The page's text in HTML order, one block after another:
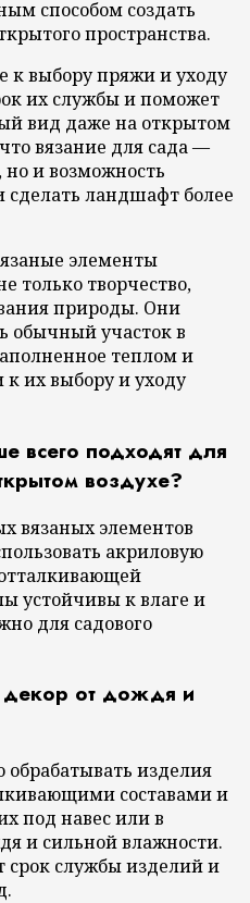
способом создать
пространства.
к выбору пряжи и уходу
их службы и поможет
вид даже на открытом
вязание для сада —
но и возможность
ландшафт более
элементы
только творчество,
природы. Они
обычный участок в
теплом и
их выбору и уходу
всего подходят для
воздухе?
вязаных элементов
акриловую
устойчивы к влаге и
для садового
декор от дождя и
обрабатывать изделия
составами и
под навес или в
и сильной влажности.
срок службы изделий и